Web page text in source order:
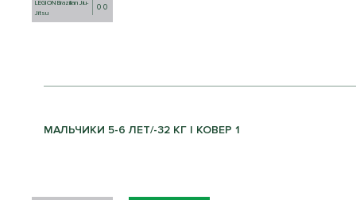
LEGION Brazilian Jiu-
Jitsu
0 0
МАЛЬЧИКИ 5-6 ЛЕТ/-32 КГ | КОВЕР 1